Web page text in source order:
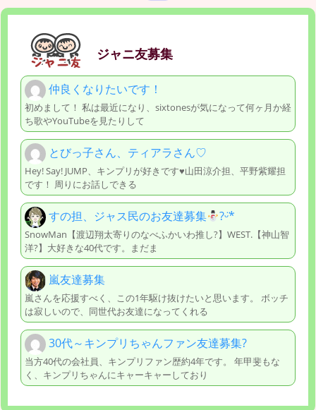
ジャニ友募集
仲良くなりたいです！
初めまして！ 私は最近になり、sixtonesが気になって何ヶ月か経
ち歌やYouTubeを見たりして
とびっ子さん、ティアラさん♡
Hey! Say! JUMP、キンプリが好きです♥️山田涼介担、平野紫耀担
です！ 周りにお話しできる
すの担、ジャス民のお友達募集 ?ᵕ̈*
SnowMan【渡辺翔太寄りのなべふかいわ推し?】WEST.【神山智
洋?】大好きな40代です。まだま
嵐友達募集
嵐さんを応援すべく、この1年駆け抜けたいと思います。 ボッチ
は寂しいので、同世代お友達になってくれる
30代～キンプリちゃんファン友達募集?
当方40代の会社員、キンプリファン歴約4年です。 年甲斐もな
く、キンプリちゃんにキャーキャーしており